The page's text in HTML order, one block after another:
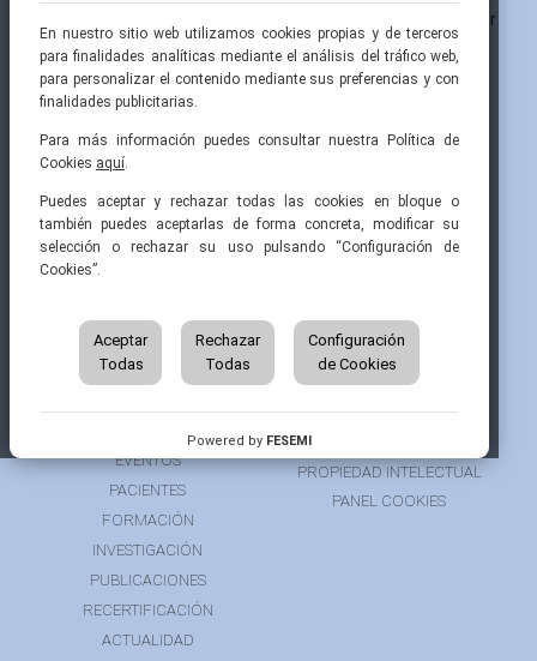
Pintor Ribera, 3
28016 Madrid
91 519 70 80
91 519 70 81
semi@fesemi.org
femi@fesemi.org
ÁREA DE SOCIO
GRUPOS DE TRABAJO
EVENTOS
PACIENTES
FORMACIÓN
INVESTIGACIÓN
PUBLICACIONES
RECERTIFICACIÓN
ACTUALIDAD
AVISO LEGAL
AVISO PARA PACIENTES
FINANCIACIÓN
POLÍTICA DE COOKIES
PROPIEDAD INTELECTUAL
PANEL COOKIES
En nuestro sitio web utilizamos cookies propias y de terceros
para finalidades analíticas mediante el análisis del tráfico web,
para personalizar el contenido mediante sus preferencias y con
finalidades publicitarias.
Para más información puedes consultar nuestra Política de
Cookies aquí.
Puedes aceptar y rechazar todas las cookies en bloque o
también puedes aceptarlas de forma concreta, modificar su
selección o rechazar su uso pulsando “Configuración de
Cookies”.
Aceptar
Todas
Rechazar
Todas
Configuración
de Cookies
Powered by FESEMI